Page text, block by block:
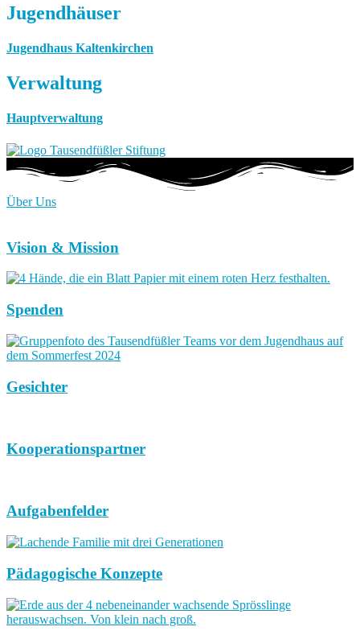
Jugendhäuser
Jugendhaus Kaltenkirchen
Verwaltung
Hauptverwaltung
Über Uns
Vision & Mission
Spenden
Gesichter
Kooperationspartner
Aufgabenfelder
Pädagogische Konzepte